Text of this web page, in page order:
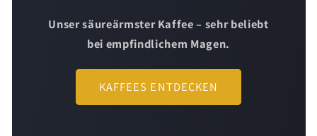
WENIG SÄURE | HÖCHSTE QUALITÄTSTUFE